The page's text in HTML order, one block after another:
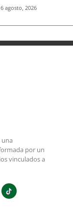
6 agosto, 2026
una
por un
vinculados a